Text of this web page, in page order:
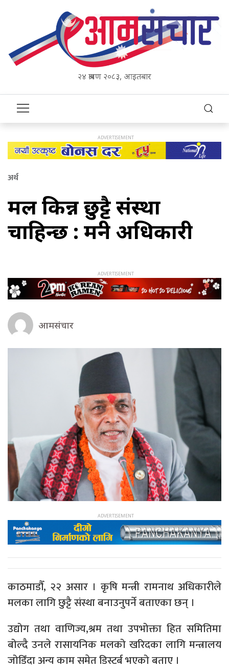
२४ श्रावण २०८३, आइतबार
अर्थ
मल किन्न छुट्टै संस्था
चाहिन्छ : मन्त्री अधिकारी
आमसंचार
काठमाडौँ, २२ असार । कृषि मन्त्री रामनाथ अधिकारीले
मलका लागि छुट्टै संस्था बनाउनुपर्ने बताएका छन् ।
उद्योग तथा वाणिज्य,श्रम तथा उपभोक्ता हित समितिमा
बोल्दै उनले रासायनिक मलको खरिदका लागि मन्त्रालय
जोडिँदा अन्य काम समेत डिस्टर्ब भएको बताए ।